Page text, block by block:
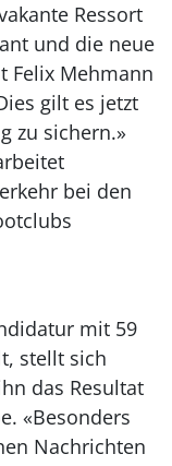
Ressort
und die neue
Felix Mehmann
gilt es jetzt
zu sichern.»
bei den
mit 59
stellt sich
das Resultat
«Besonders
Nachrichten